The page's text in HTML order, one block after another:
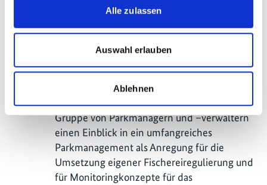
Alle zulassen
Auswahl erlauben
Ablehnen
Gemeinschaft der lokalen Fischer
für Vermarktungsmöglichkeiten und die
Verwaltung der lokalen Fischerei von Palau
zu definieren.
Ein Besuch bei der Verwaltung von
Australiens Great Barrier Reef gab einer
Gruppe von Parkmanagern und –verwaltern
einen Einblick in ein umfangreiches
Parkmanagement als Anregung für die
Umsetzung eigener Fischereiregulierung und
für Monitoringkonzepte für das